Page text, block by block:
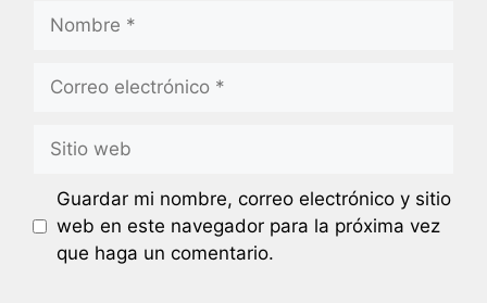
Nombre
Correo
Sitio
web
Guardar mi nombre, correo electrónico y sitio
web en este navegador para la próxima vez
que haga un comentario.